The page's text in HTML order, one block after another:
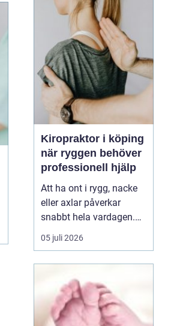
handlar
Kiropraktor i köping
när ryggen behöver
professionell hjälp
Att ha ont i rygg, nacke
eller axlar påverkar
snabbt hela vardagen.
Sömn, arbete, träning
och humör hänger ihop
därför en kiropraktor
Köping när värken inte
längre går över av sig
05 juli 2026